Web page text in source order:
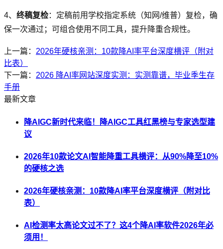
4、 终稿复检：定稿前用学校指定系统（知网/维普）复检，确
保一次通过；可组合使用不同工具，提升降重合规性。
上一篇： 2026年硬核亲测：10款降AI率平台深度横评（附对
比表）
下一篇： 2026 降AI率网站深度实测：实测靠谱，毕业季生存
手册
最新文章
降AIGC新时代来临！降AIGC工具红黑榜与专家选型建
议
2026年10款论文AI智能降重工具横评：从90%降至10%
的硬核之选
2026年硬核亲测：10款降AI率平台深度横评（附对比
表）
AI检测率太高论文过不了？这4个降AI率软件2026年必
须用！